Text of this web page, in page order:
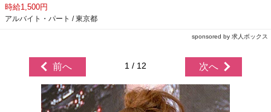
時給1,500円
アルバイト・パート / 東京都
sponsored by 求人ボックス
前へ 1 / 12 次へ